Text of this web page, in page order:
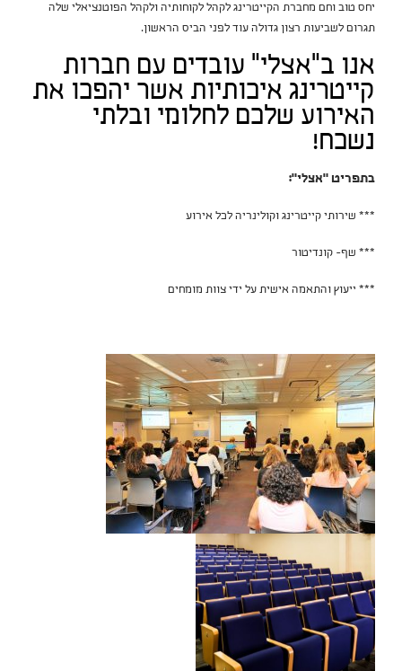
יחס טוב וחם מחברת הקייטרינג לקהל לקוחותיה ולקהל הפוטנציאלי שלה
תגרום לשביעות רצון גדולה עוד לפני הביס הראשון.
אנו ב"אצלי" עובדים עם חברות
קייטרינג איכותיות אשר יהפכו את
האירוע שלכם לחלומי ובלתי
נשכח!
בתפריט "אצלי":
*** שירותי קייטרינג וקולינריה לכל אירוע
*** שף- קונדיטור
*** ייעוץ והתאמה אישית על ידי צוות מומחים